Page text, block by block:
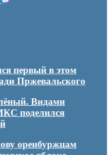
первый в этом
Пржевальского
Видами
поделился
оренбуржцам